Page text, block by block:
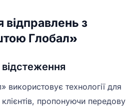
відправлень з
Глобал»
технології для
пропонуючи передову